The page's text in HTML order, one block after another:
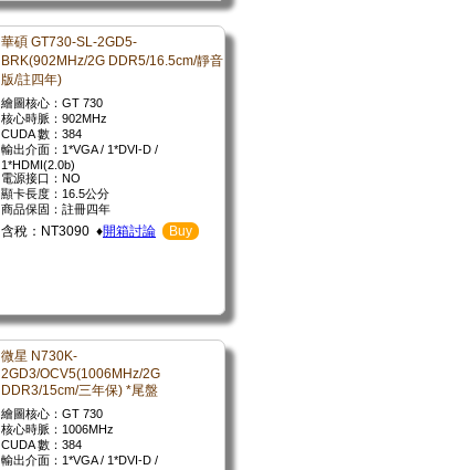
華碩 GT730-SL-2GD5-
BRK(902MHz/2G DDR5/16.5cm/靜音
版/註四年)
繪圖核心：GT 730
核心時脈：902MHz
CUDA 數：384
輸出介面：1*VGA / 1*DVI-D /
1*HDMI(2.0b)
電源接口：NO
顯卡長度：16.5公分
商品保固：註冊四年
含稅：NT3090 ♦開箱討論 Buy
微星 N730K-
2GD3/OCV5(1006MHz/2G
DDR3/15cm/三年保) *尾盤
繪圖核心：GT 730
核心時脈：1006MHz
CUDA 數：384
輸出介面：1*VGA / 1*DVI-D /